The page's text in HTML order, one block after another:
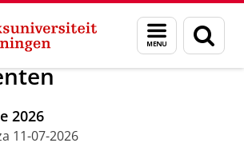
Menu
en
zoeken
House of Connections
2026
11-07-2026